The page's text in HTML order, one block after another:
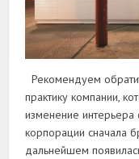
Рекомендуем
практику компании,
изменение интерьера
корпорации сначала
дальнейшем